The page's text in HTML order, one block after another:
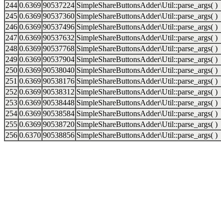
244 0.6369 90537224 SimpleShareButtonsAdder\Util::parse_args( )
245 0.6369 90537360 SimpleShareButtonsAdder\Util::parse_args( )
246 0.6369 90537496 SimpleShareButtonsAdder\Util::parse_args( )
247 0.6369 90537632 SimpleShareButtonsAdder\Util::parse_args( )
248 0.6369 90537768 SimpleShareButtonsAdder\Util::parse_args( )
249 0.6369 90537904 SimpleShareButtonsAdder\Util::parse_args( )
250 0.6369 90538040 SimpleShareButtonsAdder\Util::parse_args( )
251 0.6369 90538176 SimpleShareButtonsAdder\Util::parse_args( )
252 0.6369 90538312 SimpleShareButtonsAdder\Util::parse_args( )
253 0.6369 90538448 SimpleShareButtonsAdder\Util::parse_args( )
254 0.6369 90538584 SimpleShareButtonsAdder\Util::parse_args( )
255 0.6369 90538720 SimpleShareButtonsAdder\Util::parse_args( )
256 0.6370 90538856 SimpleShareButtonsAdder\Util::parse_args( )